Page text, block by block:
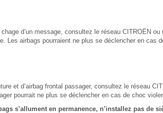
d’un message, consultez le réseau CITROËN ou
Les airbags pourraient ne plus se déclencher en cas
et d’airbag frontal passager, consultez le réseau
pourrait ne plus se déclencher en cas de choc
s’allument en permanence, n’installez pas de